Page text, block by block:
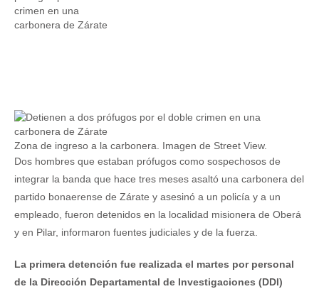
Zona de ingreso a la carbonera. Imagen de Street View.
Dos hombres que estaban prófugos como sospechosos de
integrar la banda que hace tres meses asaltó una carbonera del
partido bonaerense de Zárate y asesinó a un policía y a un
empleado, fueron detenidos en la localidad misionera de Oberá
y en Pilar, informaron fuentes judiciales y de la fuerza.
La primera detención fue realizada el martes por personal
de la Dirección Departamental de Investigaciones (DDI)